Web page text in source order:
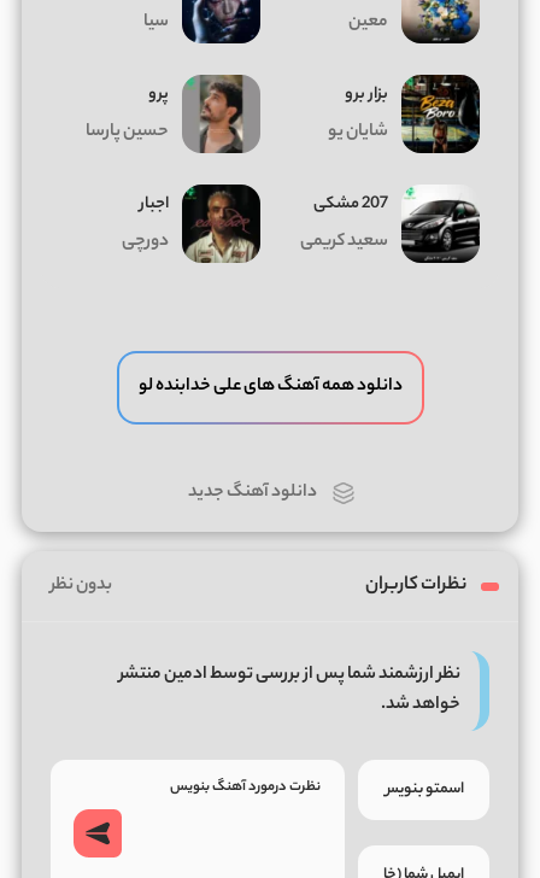
معین سیا
بزار برو
شایان یو
پرو
حسین پارسا
207 مشکی
سعید کریمی
اجبار
دورچی
دانلود همه آهنگ های علی خدابنده لو
دانلود آهنگ جدید
نظرات کاربران بدون نظر
نظر ارزشمند شما پس از بررسی توسط ادمین منتشر
خواهد شد.